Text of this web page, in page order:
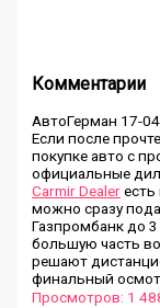
Комментарии
АвтоГерман 17-
Если после
покупке авто с
официальные
Carmir Dealer
можно сразу
Газпромбанк до
большую часть
решают
финальный
Просмотров: 1